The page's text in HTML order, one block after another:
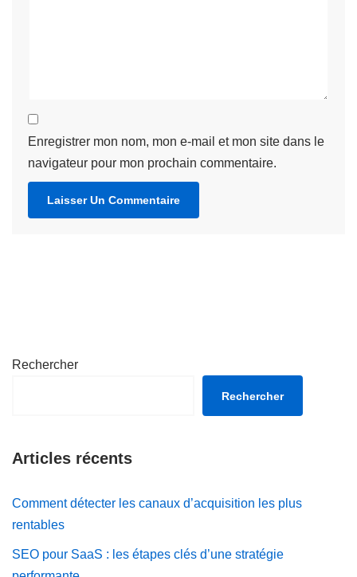
Enregistrer mon nom, mon e-mail et mon site dans le
navigateur pour mon prochain commentaire.
Rechercher
Rechercher
Articles récents
Comment détecter les canaux d’acquisition les plus
rentables
SEO pour SaaS : les étapes clés d’une stratégie